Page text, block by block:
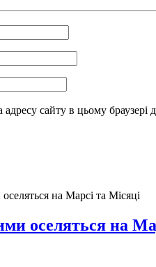
адресу сайту в цьому браузері
оселяться на